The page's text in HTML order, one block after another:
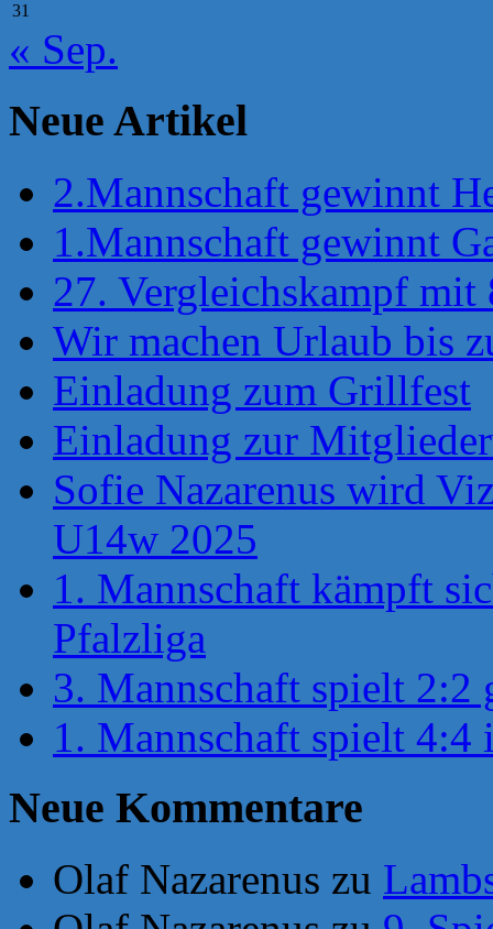
31
« Sep.
Neue Artikel
2.Mannschaft gewinnt
1.Mannschaft gewinnt
27. Vergleichskampf mit
Wir machen Urlaub bis
Einladung zum Grillfest
Einladung zur
Sofie Nazarenus wird
U14w 2025
1. Mannschaft kämpft
Pfalzliga
3. Mannschaft spielt 2:2
1. Mannschaft spielt 4:4
Neue Kommentare
Olaf Nazarenus zu